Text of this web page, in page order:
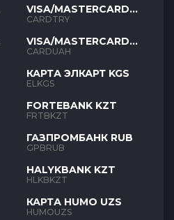
VISA/MASTERCARD
TYR
CARDTRY
VISA/MASTERCARD
UAH
CARDUAH
КАРТА ЭЛКАРТ KGS
ELKGS
FORTEBANK KZT
FRTBKZT
ГАЗПРОМБАНК RUB
GPBRUB
HALYKBANK KZT
HLKBKZT
КАРТА HUMO UZS
HUMOUZS